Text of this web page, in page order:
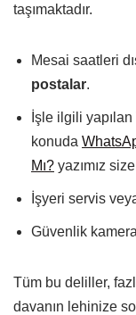
taşımaktadır.
Mesai saatleri
postalar.
İşle ilgili yapılan
konuda
Mı? yazımız
İşyeri servis
Güvenlik
Tüm bu deliller,
davanın lehinize